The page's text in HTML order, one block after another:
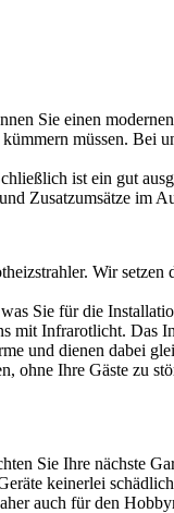
Sie einen
müssen.
ist ein gut
Zusatzumsätze im
Wir
Sie für die
mit Infrarotlicht.
und dienen dabei
Ihre Gäste zu
Sie Ihre nächste
keinerlei
auch für den